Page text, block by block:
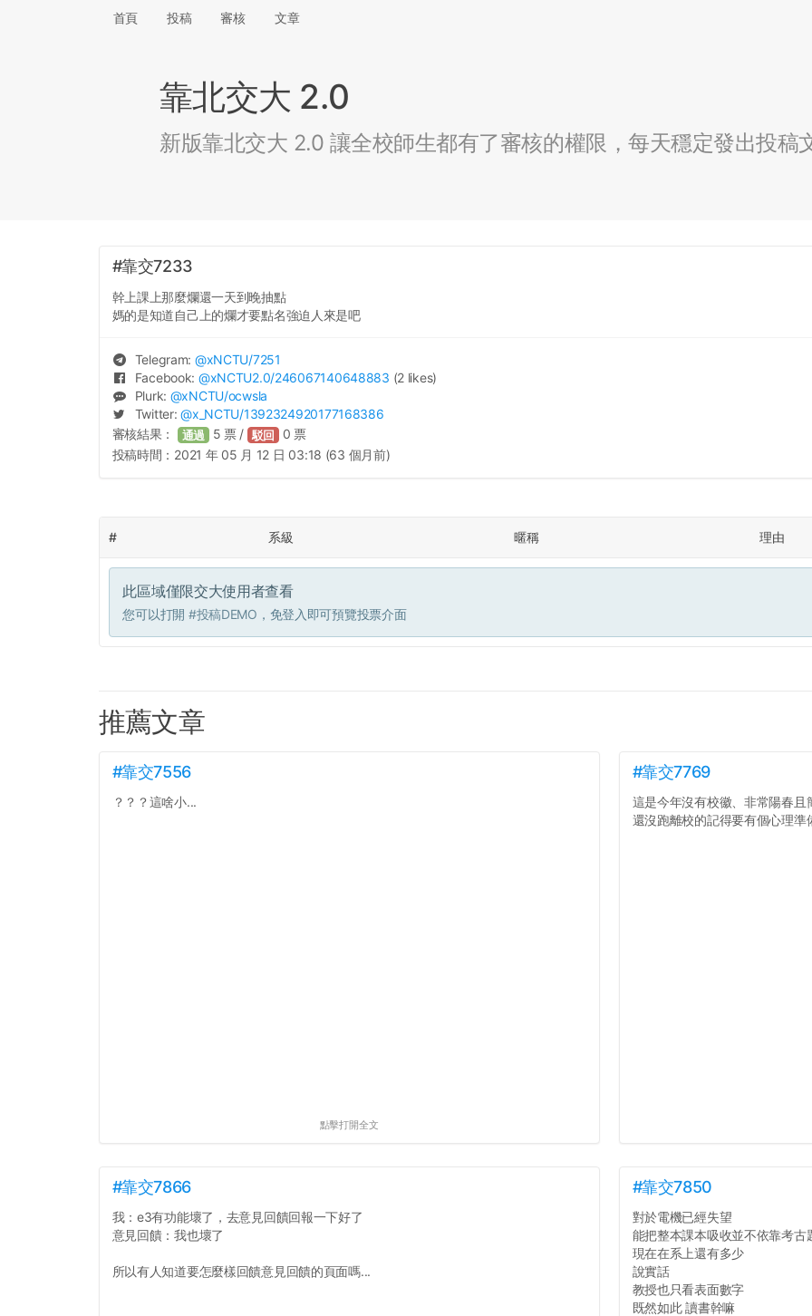
首頁 投稿 審核 文章
靠北交大 2.0
新版靠北交大 2.0 讓全校師生都有了審核的權限，每天穩定發出投稿
#靠交7233
幹上課上那麼爛還一天到晚抽點
媽的是知道自己上的爛才要點名強迫人來是吧
Telegram: @xNCTU/7251
Facebook: @xNCTU2.0/246067140648883 (2 likes)
Plurk: @xNCTU/ocwsla
Twitter:@x_NCTU/1392324920177168386
審核結果： 通過 5 票 / 駁回 0 票
投稿時間： 2021 年 05 月 12 日 03:18 (63 個月前)
# 系級 暱稱 理由
此區域僅限交大使用者查看
您可以打開 #投稿DEMO ，免登入即可預覽投票介面
推薦文章
#靠交7556
？？？這啥小...
點擊打開全文
#靠交7769
這是今年沒有校徽、非常陽春且
還沒跑離校的記得要有個心理準
#靠交7866
我：e3有功能壞了，去意見回饋回報一下好了
意見回饋：我也壞了
所以有人知道要怎麼樣回饋意見回饋的頁面嗎...
#靠交7850
對於電機已經失望
能把整本課本吸收並不依靠考古
現在在系上還有多少
說實話
教授也只看表面數字
既然如此 讀書幹嘛